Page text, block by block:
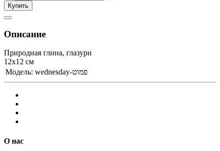
Купить
Описание
Природная глина, глазури
12х12 см
Модель:
wednesday-פמוט
О нас